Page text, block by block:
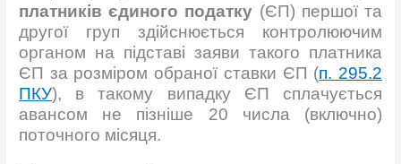
платників єдиного податку (ЄП) першої та
другої груп здійснюється контролюючим
органом на підставі заяви такого платника
ЄП за розміром обраної ставки ЄП (п. 295.2
ПКУ), в такому випадку ЄП сплачується
авансом не пізніше 20 числа (включно)
поточного місяця.